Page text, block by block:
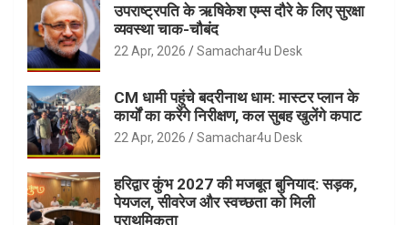
उपराष्ट्रपति के ऋषिकेश एम्स दौरे के लिए सुरक्षा
व्यवस्था चाक-चौबंद
22 Apr, 2026 Samachar4u Desk
CM धामी पहुंचे बदरीनाथ धाम: मास्टर प्लान के
कार्यों का करेंगे निरीक्षण, कल सुबह खुलेंगे कपाट
22 Apr, 2026 Samachar4u Desk
हरिद्वार कुंभ 2027 की मजबूत बुनियाद: सड़क,
पेयजल, सीवरेज और स्वच्छता को मिली
प्राथमिकता